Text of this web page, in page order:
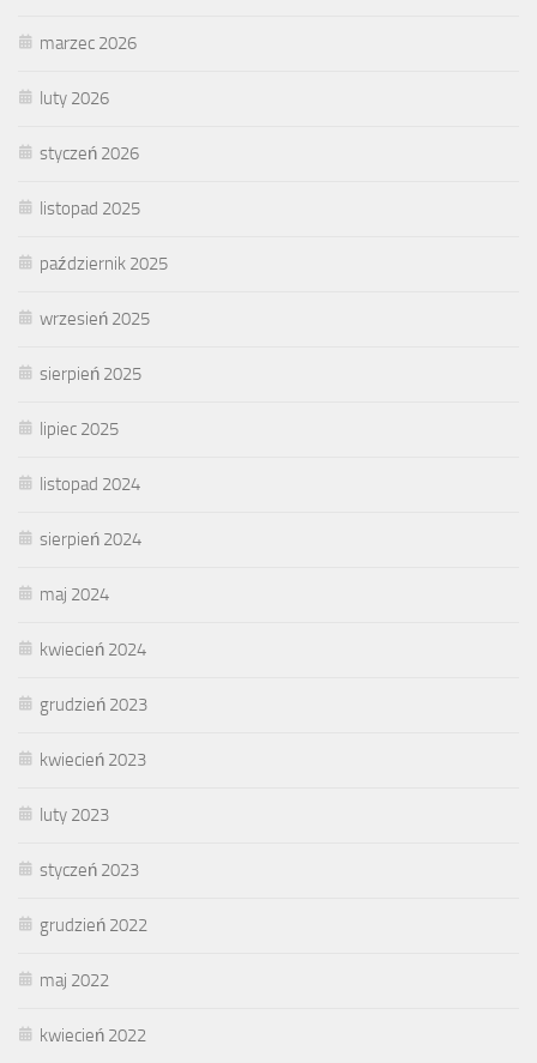
marzec 2026
luty 2026
styczeń 2026
listopad 2025
październik 2025
wrzesień 2025
sierpień 2025
lipiec 2025
listopad 2024
sierpień 2024
maj 2024
kwiecień 2024
grudzień 2023
kwiecień 2023
luty 2023
styczeń 2023
grudzień 2022
maj 2022
kwiecień 2022